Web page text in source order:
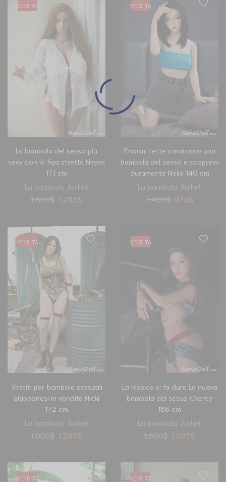
VENDITA
La bambola del sesso più
sexy con la figa stretta Neysa
171 cm
La bambola Jarliet
1,600$ 1,295$
VENDITA
Enormi tette cavalcano una
bambola del sesso e scopano
duramente Neila 140 cm
La bambola Jarliet
1,400$ 973$
VENDITA
Vestiti per bambole sessuali
giapponesi in vendita Nicki
172 cm
La bambola Jarliet
1,600$ 1,295$
VENDITA
La lesbica si fa dura La nuova
bambola del sesso Cherey
166 cm
La bambola Jarliet
1,600$ 1,295$
VENDITA VENDITA